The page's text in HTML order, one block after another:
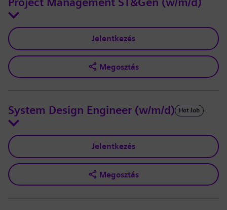
Jelentkezés
Megosztás
System Design Engineer (w/m/d) Hot Job
Jelentkezés
Megosztás